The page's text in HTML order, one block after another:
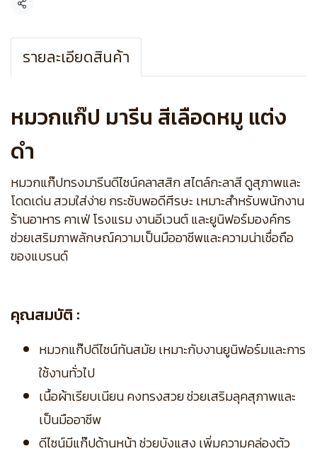
แชร์
รายละเอียดสินค้า
หมวกแก๊ป มารีน สีเลือดหมู แต่ง
ดำ
หมวกแก๊ปทรงมารีนดีไซน์คลาสสิก สไตล์กะลาสี ดูสุภาพและ
โดดเด่น สวมใส่ง่าย กระชับพอดีศีรษะ เหมาะสำหรับพนักงาน
ร้านอาหาร คาเฟ่ โรงแรม งานอีเวนต์ และยูนิฟอร์มองค์กร
ช่วยเสริมภาพลักษณ์ความเป็นมืออาชีพและความน่าเชื่อถือ
ของแบรนด์
คุณสมบัติ :
หมวกแก๊ปดีไซน์ทันสมัย เหมาะกับงานยูนิฟอร์มและการ
ใช้งานทั่วไป
เนื้อผ้าเรียบเนียน คงทรงสวย ช่วยเสริมลุคสุภาพและ
เป็นมืออาชีพ
ดีไซน์มีแก๊ปด้านหน้า ช่วยบังแสง เพิ่มความคล่องตัว